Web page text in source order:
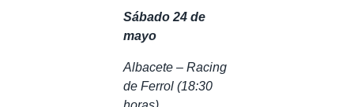
Sábado 24 de
mayo
Albacete – Racing
de Ferrol (18:30